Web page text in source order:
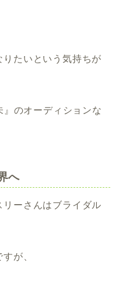
たいという気持ちが
』のオーディションな
へ
ーさんはブライダル
が、